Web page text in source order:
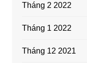
Tháng 2 2022
Tháng 1 2022
Tháng 12 2021